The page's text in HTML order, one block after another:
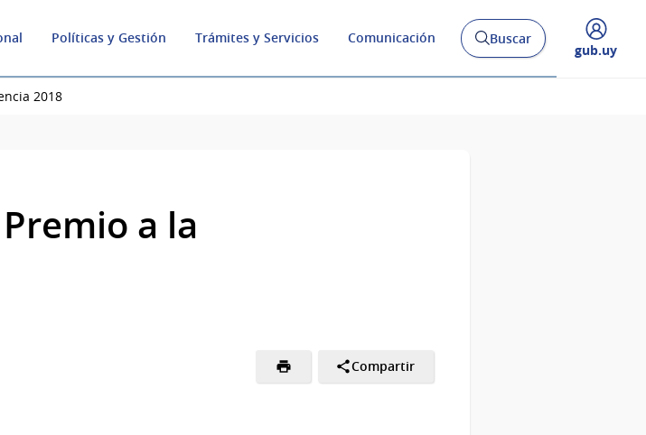
Políticas y Gestión Trámites y Servicios Comunicación
AbrirBuscar
Desplegar
gub.uy
2018
a la
Compartir